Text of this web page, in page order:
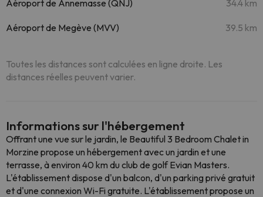
Aéroport de Annemasse (QNJ) 34.4 km
Aéroport de Megève (MVV) 39.5 km
Toutes les distances sont calculées en ligne droite. Les
distances réelles peuvent varier.
Informations sur l'hébergement
Offrant une vue sur le jardin, le Beautiful 3 Bedroom Chalet in
Morzine propose un hébergement avec un jardin et une
terrasse, à environ 40 km du club de golf Evian Masters.
L'établissement dispose d'un balcon, d'un parking privé gratuit
et d'une connexion Wi-Fi gratuite. L'établissement propose un